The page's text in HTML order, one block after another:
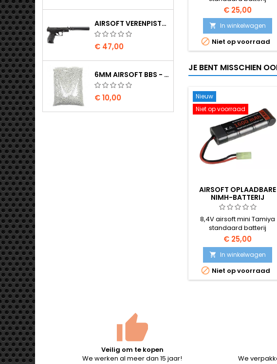
AIRSOFT VERENPISTOOL WALTHER PPQ NAVY MET GELUIDDEMPER
€ 47,00
6MM AIRSOFT BBS - 2000 STUKS, 0,20G, HOGE KWALITEIT
€ 10,00
€ 25,00
 In winkelwagen
 Niet op voorraad
JE BENT MISSCHIEN
Nieuw
Niet op voorraad
AIRSOFT OPLAADBARE
NIMH-BATTERIJ
8,4V airsoft mini Tamiya
standaard batterij
€ 25,00
 In winkelwagen
 Niet op voorraad
Veilig om te kopen
We werken al meer dan 15 jaar!
We